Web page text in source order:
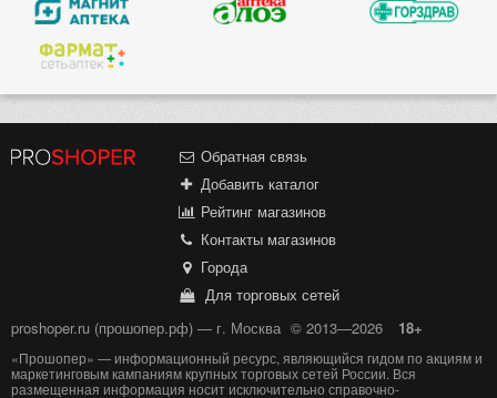
Обратная связь
Добавить каталог
Рейтинг магазинов
Контакты магазинов
Города
Для торговых сетей
proshoper.ru (прошопер.рф) — г. Москва © 2013—2026 18+
«Прошопер» — информационный ресурс, являющийся гидом по акциям и
маркетинговым кампаниям крупных торговых сетей России. Вся
размещенная информация носит исключительно справочно-